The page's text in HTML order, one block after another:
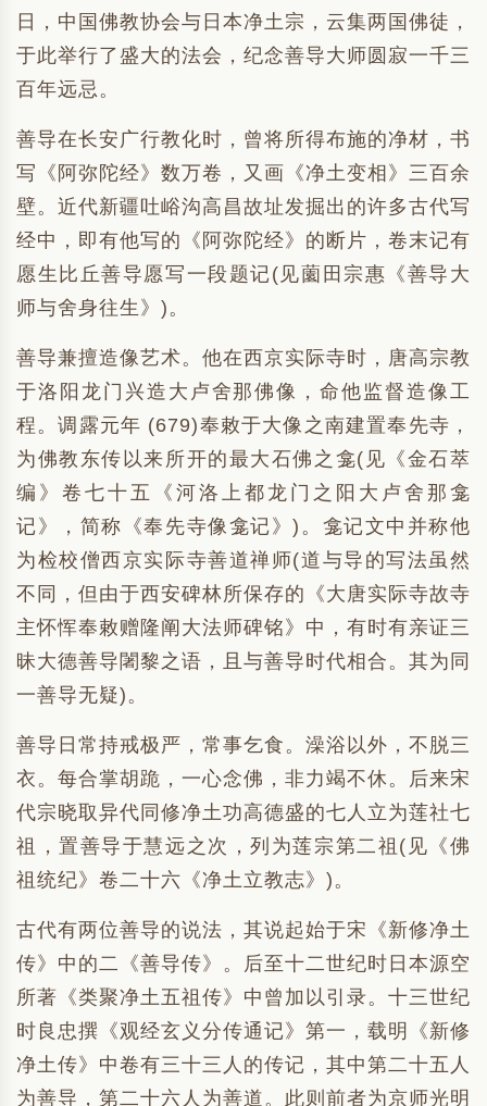
日，中国佛教协会与日本净土宗，云集两国佛徒，
于此举行了盛大的法会，纪念善导大师圆寂一千三
百年远忌。
善导在长安广行教化时，曾将所得布施的净材，书
写《阿弥陀经》数万卷，又画《净土变相》三百余
壁。近代新疆吐峪沟高昌故址发掘出的许多古代写
经中，即有他写的《阿弥陀经》的断片，卷末记有
愿生比丘善导愿写一段题记(见薗田宗惠《善导大
师与舍身往生》)。
善导兼擅造像艺术。他在西京实际寺时，唐高宗教
于洛阳龙门兴造大卢舍那佛像，命他监督造像工
程。调露元年 (679)奉敕于大像之南建置奉先寺，
为佛教东传以来所开的最大石佛之龛(见《金石萃
编》卷七十五《河洛上都龙门之阳大卢舍那龛
记》，简称《奉先寺像龛记》)。龛记文中并称他
为检校僧西京实际寺善道禅师(道与导的写法虽然
不同，但由于西安碑林所保存的《大唐实际寺故寺
主怀恽奉敕赠隆阐大法师碑铭》中，有时有亲证三
昧大德善导闍黎之语，且与善导时代相合。其为同
一善导无疑)。
善导日常持戒极严，常事乞食。澡浴以外，不脱三
衣。每合掌胡跪，一心念佛，非力竭不休。后来宋
代宗晓取异代同修净土功高德盛的七人立为莲社七
祖，置善导于慧远之次，列为莲宗第二祖(见《佛
祖统纪》卷二十六《净土立教志》)。
古代有两位善导的说法，其说起始于宋《新修净土
传》中的二《善导传》。后至十二世纪时日本源空
所著《类聚净土五祖传》中曾加以引录。十三世纪
时良忠撰《观经玄义分传通记》第一，载明《新修
净土传》中卷有三十三人的传记，其中第二十五人
为善导，第二十六人为善道。此则前者为京师光明